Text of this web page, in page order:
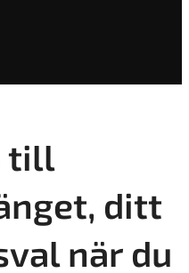
till
ditt
när du